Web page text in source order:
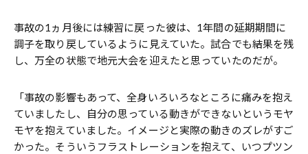
事故の1ヵ月後には練習に戻った彼は、1年間の延期期間に
調子を取り戻しているように見えていた。試合でも結果を残
し、万全の状態で地元大会を迎えたと思っていたのだが。
「事故の影響もあって、全身いろいろなところに痛みを抱え
ていましたし、自分の思っている動きができないというモヤ
モヤを抱えていました。イメージと実際の動きのズレがすご
かった。そういうフラストレーションを抱えて、いつプツン